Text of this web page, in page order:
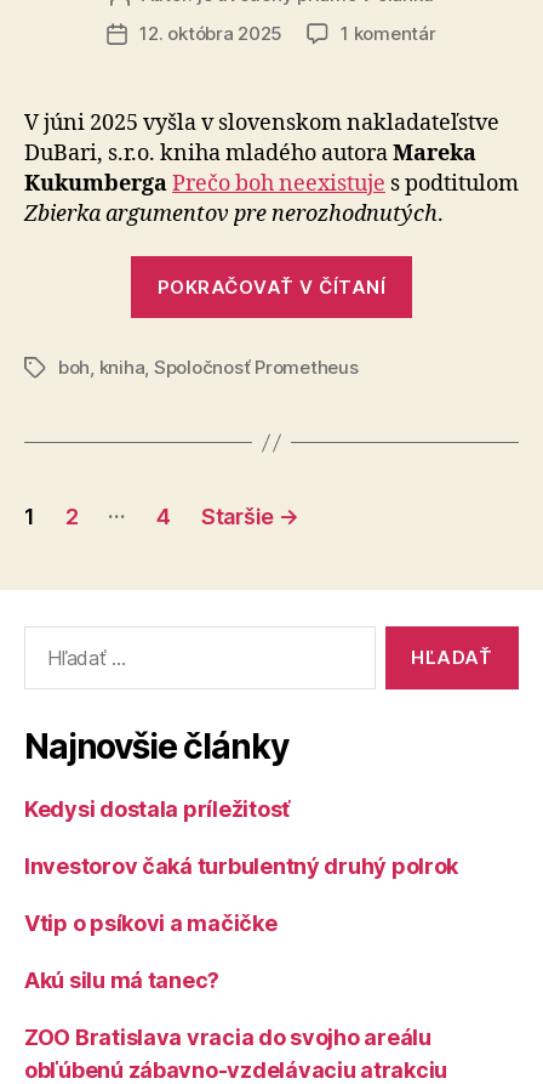
článku
Dátum
12. októbra 2025 1 komentárna
neexistuje
V júni 2025 vyšla v slovenskom nakladateľstve
DuBari, s.r.o. kniha mladého autoraMareka
KukumbergaPrečo boh neexistuje s podtitulom
Zbierka argumentov pre nerozhodnutých.
POKRAČOVAŤ V ČÍTANÍ
Značky
boh, kniha, Spoločnosť Prometheus
Stránkovanie
1 2 … 4 Staršie →
Najnovšie články
Kedysi dostala príležitosť
Investorov čaká turbulentný druhý polrok
Vtip o psíkovi a mačičke
Akú silu má tanec?
ZOO Bratislava vracia do svojho areálu
obľúbenú zábavno-vzdelávaciu atrakciu